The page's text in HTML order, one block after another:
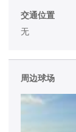
交通位置
无
周边球场